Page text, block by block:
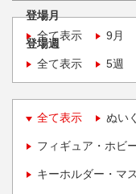
登場月
全て表示
9月
登場週
全て表示
5週
全て表示 ぬい
フィギュア・ホビ
キーホルダー・マ